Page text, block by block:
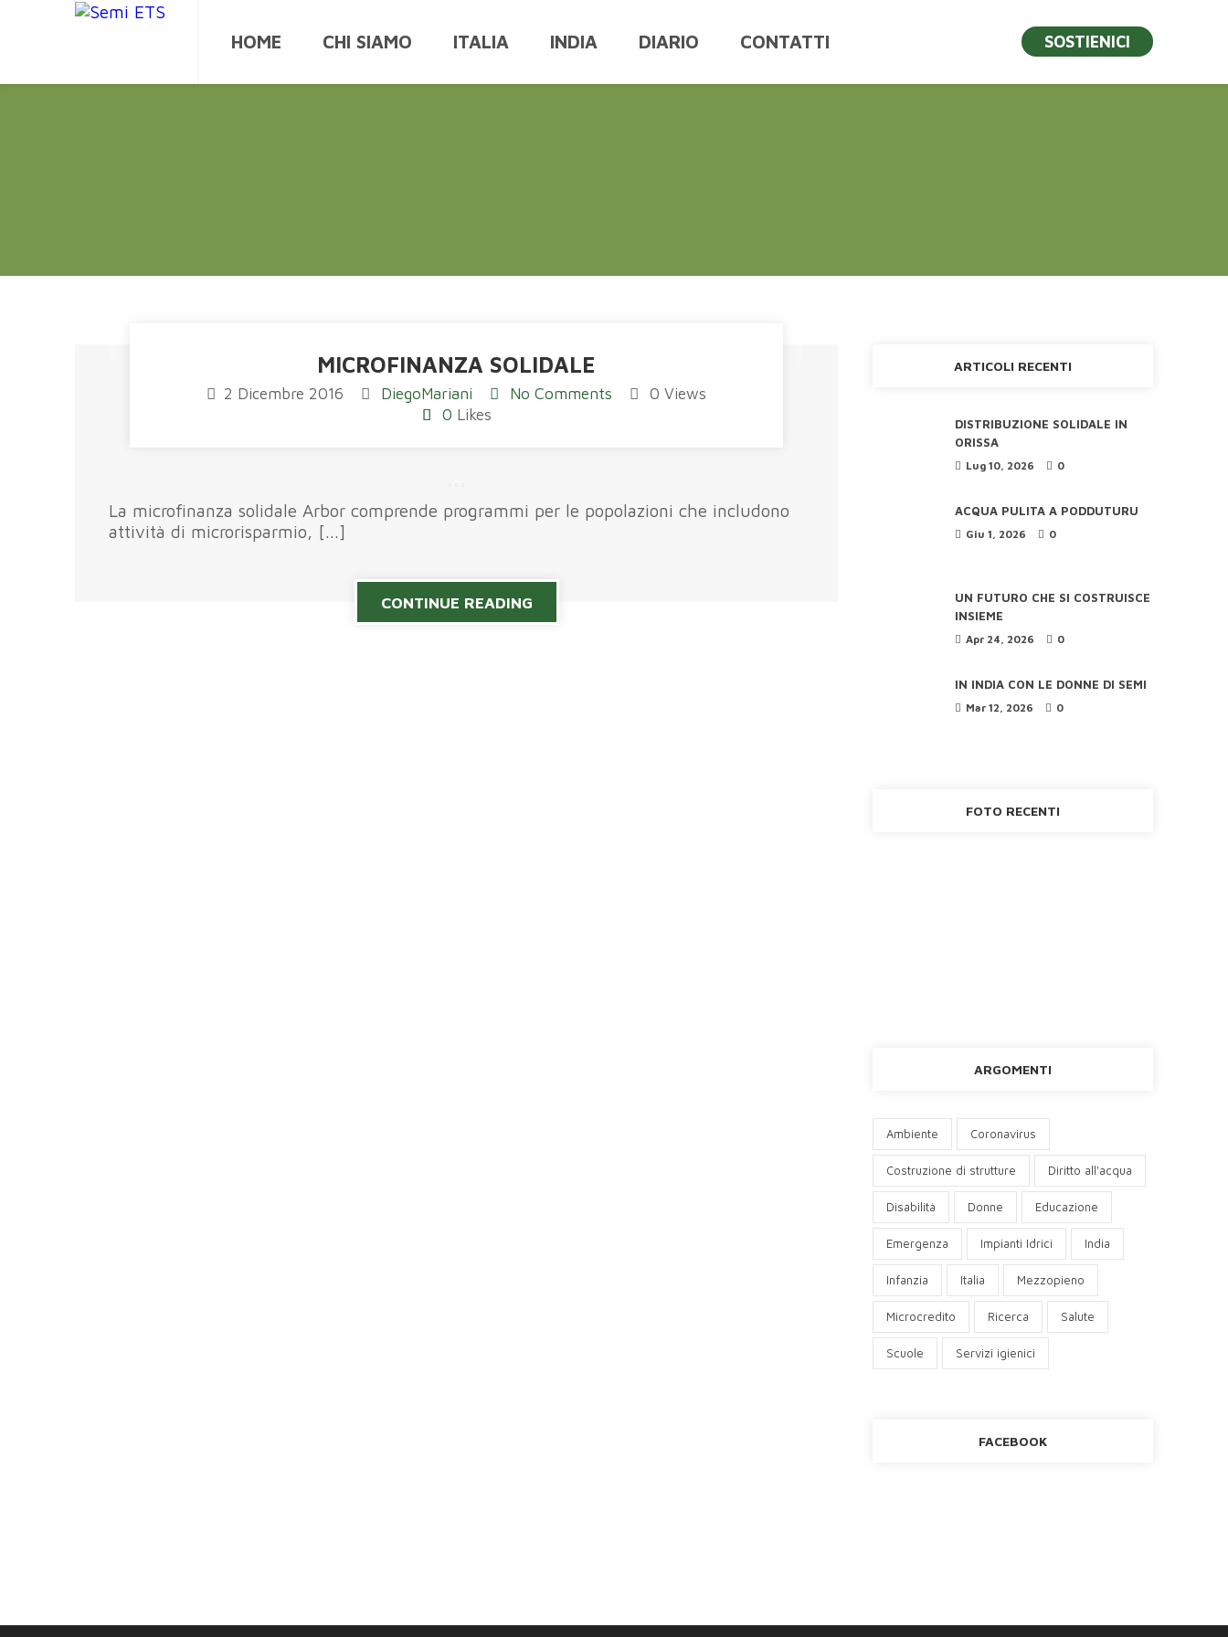
HOME CHI SIAMO ITALIA INDIA DIARIO CONTATTI SOSTIENICI
MICROFINANZA SOLIDALE
2 Dicembre 2016 DiegoMariani No Comments
0 Views
0 Likes
La microfinanza solidale Arbor comprende programmi per le popolazioni che includono
attività di microrisparmio, [...]
CONTINUE READING
ARTICOLI RECENTI
DISTRIBUZIONE SOLIDALE IN
ORISSA
Lug 10, 2026 0
ACQUA PULITA A PODDUTURU
Giu 1, 2026 0
UN FUTURO CHE SI COSTRUISCE
INSIEME
Apr 24, 2026 0
IN INDIA CON LE DONNE DI SEMI
Mar 12, 2026 0
FOTO RECENTI
ARGOMENTI
Ambiente Coronavirus
Costruzione di strutture Diritto all'acqua
Disabilità Donne Educazione
Emergenza Impianti Idrici India
Infanzia Italia Mezzopieno
Microcredito Ricerca Salute
Scuole Servizi igienici
FACEBOOK